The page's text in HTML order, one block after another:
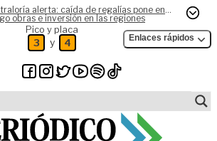
alerta: caída de regalías pone en
obras e inversión en las regiones
Pico y placa
3 y 4 Enlaces rápidos